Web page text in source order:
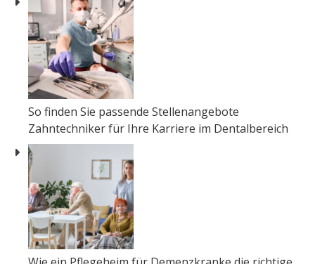
So finden Sie passende Stellenangebote
Zahntechniker für Ihre Karriere im Dentalbereich